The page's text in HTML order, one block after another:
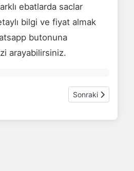
ebatlarda saclar
bilgi ve fiyat almak
butonuna
arayabilirsiniz.
700 E sac 12mm 2500x12000
Sonraki makale:
Sonraki